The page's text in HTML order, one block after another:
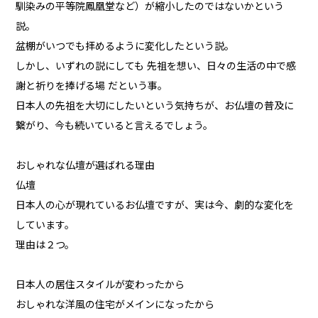
馴染みの平等院鳳凰堂など）が縮小したのではないかという
説。
盆棚がいつでも拝めるように変化したという説。
しかし、いずれの説にしても 先祖を想い、日々の生活の中で感
謝と祈りを捧げる場 だという事。
日本人の先祖を大切にしたいという気持ちが、お仏壇の普及に
繋がり、今も続いていると言えるでしょう。
おしゃれな仏壇が選ばれる理由
仏壇
日本人の心が現れているお仏壇ですが、実は今、劇的な変化を
しています。
理由は２つ。
日本人の居住スタイルが変わったから
おしゃれな洋風の住宅がメインになったから